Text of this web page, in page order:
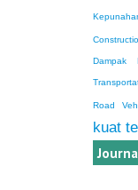
Dampak
Road
kuat